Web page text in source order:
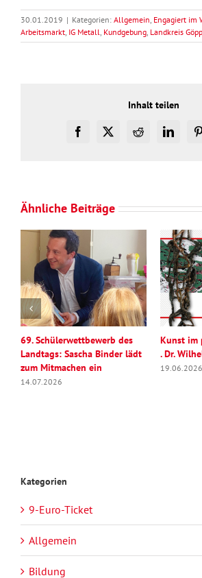
30.01.2019 | Kategorien: Allgemein Engagiert im
Arbeitsmarkt IG Metall Kundgebung Landkreis
Inhalt teilen
Facebook
X RedditLinkedIn
Ähnliche Beiträge
69. Schülerwettbewerb des
Landtags: Sascha Binder lädt
zum Mitmachen ein
14.07.2026
Kunst im
. Dr.
19.06.2026
Kategorien
9-Euro-Ticket
Allgemein
Bildung